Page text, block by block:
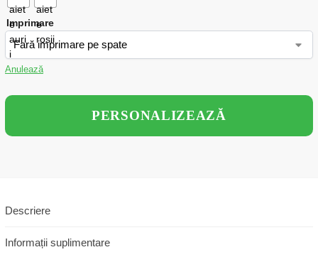
Imprimare
Anulează
PERSONALIZEAZĂ
Descriere
Informații suplimentare